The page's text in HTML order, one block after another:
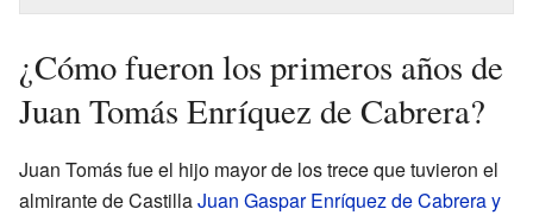
¿Cómo fueron los primeros años de
Juan Tomás Enríquez de Cabrera?
Juan Tomás fue el hijo mayor de los trece que tuvieron el
almirante de CastillaJuan Gaspar Enríquez de Cabrera y